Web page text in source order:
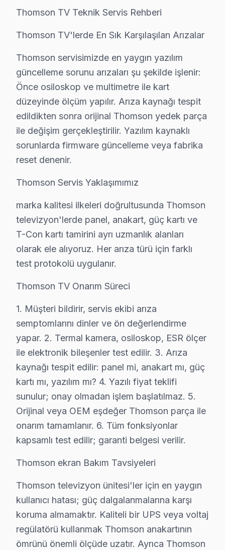
Tuzla'de her onarımda ne sağlıyoruz?
• 2 yıl yazılı işçilik garantisi
• Tuzla'de kullanılan orijinal parçalar için 2 yıl parça
• Aynı sorunun tekrarı → Tuzla'de ücretsiz yeniden
• Resmi fatura + garanti belgesi (kağıt/dijital)
Tuzla'de garanti süreci nasıl işler?
Onarım bittikten sonra Tuzla servisimizde imzalı
Tuzla'da Thomson servisi sonrası güvende olun.
Tuzla Bölgesi ve Thomson TV Desteği
Tuzla Mahalle Bazlı Thomson TV Servis
Tuzla genelinde Thomson televizyon teknik servis
Akfırat, Anadolu, Aydınlı, Aydınlı OSB,
Orhanlı, Postane, Şifa, Tepeören, Yayla ve
Thomson TV Teknik Rehberi: Panel, Teşhis ve
Thomson televizyonlarınızın tamir ve bakımında
Thomson TV Teknik Profil ve Servis Rehberi
Thomson TV Teknik Servis Rehberi
Thomson TV'lerde En Sık Karşılaşılan Arızalar
Thomson servisimizde en yaygın yazılım
bu cihaz Servis Yaklaşımımız
marka kalitesi ilkeleri doğrultusunda bu marka
Thomson TV Onarım Süreci
2. Termal kamera, osiloskop, ESR ölçer ile elektronik
3. Arıza kaynağı tespit edilir: panel mi, anakart mı, güç
4. Yazılı fiyat teklifi sunulur; onay olmadan işlem
5. Orijinal veya OEM eşdeğer bu TV parça ile onarım
Thomson TV Teknik Servis Rehberi
Thomson TV'lerde En Sık Karşılaşılan Arızalar
Thomson servisimizde en yaygın yazılım
güncelleme sorunu arızaları şu şekilde işlenir:
Önce osiloskop ve multimetre ile kart
düzeyinde ölçüm yapılır. Arıza kaynağı tespit
edildikten sonra orijinal Thomson yedek parça
ile değişim gerçekleştirilir. Yazılım kaynaklı
sorunlarda firmware güncelleme veya fabrika
reset denenir.
Thomson Servis Yaklaşımımız
marka kalitesi ilkeleri doğrultusunda Thomson
televizyon'lerde panel, anakart, güç kartı ve
T-Con kartı tamirini ayrı uzmanlık alanları
olarak ele alıyoruz. Her arıza türü için farklı
test protokolü uygulanır.
Thomson TV Onarım Süreci
1. Müşteri bildirir, servis ekibi arıza
semptomlarını dinler ve ön değerlendirme
yapar. 2. Termal kamera, osiloskop, ESR ölçer
ile elektronik bileşenler test edilir. 3. Arıza
kaynağı tespit edilir: panel mi, anakart mı, güç
kartı mı, yazılım mı? 4. Yazılı fiyat teklifi
sunulur; onay olmadan işlem başlatılmaz. 5.
Orijinal veya OEM eşdeğer Thomson parça ile
onarım tamamlanır. 6. Tüm fonksiyonlar
kapsamlı test edilir; garanti belgesi verilir.
Thomson ekran Bakım Tavsiyeleri
Thomson televizyon ünitesi'ler için en yaygın
kullanıcı hatası; güç dalgalanmalarına karşı
koruma almamaktır. Kaliteli bir UPS veya voltaj
regülatörü kullanmak Thomson anakartının
ömrünü önemli ölçüde uzatır. Ayrıca Thomson